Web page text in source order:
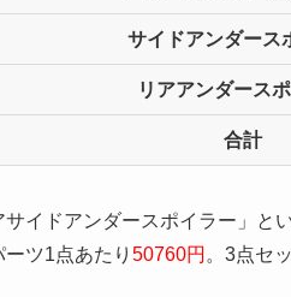
サイドアンダース
リアアンダース
合計
サイドアンダースポイラー」と
ツ1点あたり 50760円 。3点セ